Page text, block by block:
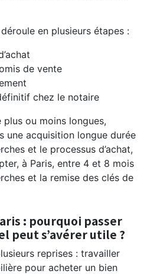
en plusieurs étapes :
de vente
chez le notaire
ou moins longues,
une acquisition longue durée
et le processus d’achat,
à Paris, entre 4 et 8 mois
et la remise des clés de
: pourquoi passer
peut s’avérer utile ?
reprises : travailler
pour acheter un bien